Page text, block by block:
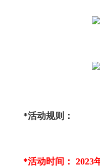
*活动规则：
*活动时间： 2023